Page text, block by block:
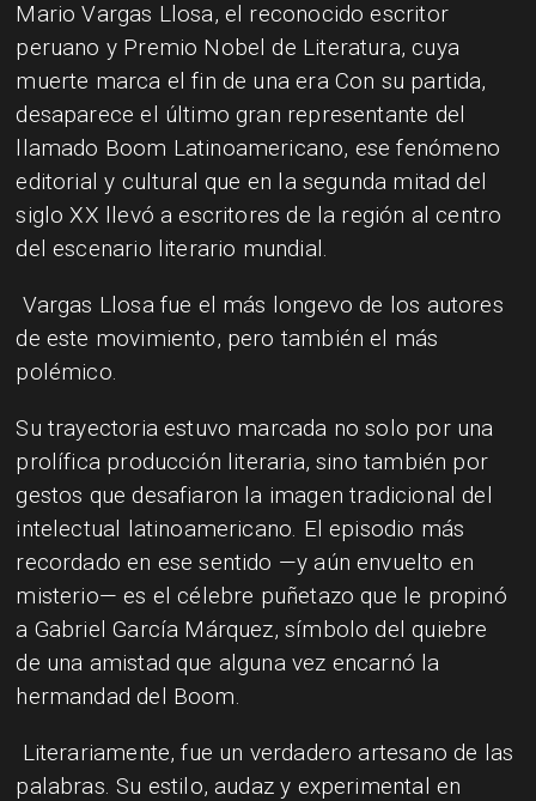
Mario Vargas Llosa, el reconocido escritor
peruano y Premio Nobel de Literatura, cuya
muerte marca el fin de una era Con su partida,
desaparece el último gran representante del
llamado Boom Latinoamericano, ese fenómeno
editorial y cultural que en la segunda mitad del
siglo XX llevó a escritores de la región al centro
del escenario literario mundial.
Vargas Llosa fue el más longevo de los autores
de este movimiento, pero también el más
polémico.
Su trayectoria estuvo marcada no solo por una
prolífica producción literaria, sino también por
gestos que desafiaron la imagen tradicional del
intelectual latinoamericano. El episodio más
recordado en ese sentido —y aún envuelto en
misterio— es el célebre puñetazo que le propinó
a Gabriel García Márquez, símbolo del quiebre
de una amistad que alguna vez encarnó la
hermandad del Boom.
Literariamente, fue un verdadero artesano de las
palabras. Su estilo, audaz y experimental en